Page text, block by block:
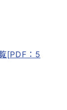
[PDF：5